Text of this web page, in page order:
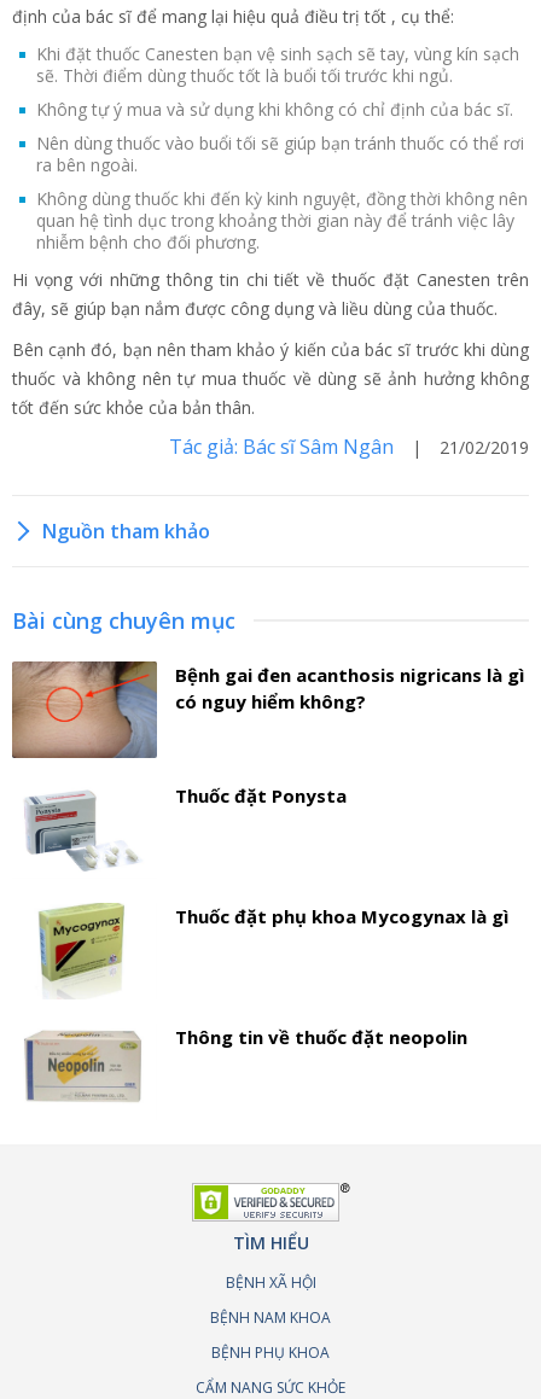
định của bác sĩ để mang lại hiệu quả điều trị tốt , cụ thể:
Khi đặt thuốc Canesten bạn vệ sinh sạch sẽ tay, vùng kín sạch
sẽ. Thời điểm dùng thuốc tốt là buổi tối trước khi ngủ.
Không tự ý mua và sử dụng khi không có chỉ định của bác sĩ.
Nên dùng thuốc vào buổi tối sẽ giúp bạn tránh thuốc có thể rơi
ra bên ngoài.
Không dùng thuốc khi đến kỳ kinh nguyệt, đồng thời không nên
quan hệ tình dục trong khoảng thời gian này để tránh việc lây
nhiễm bệnh cho đối phương.
Hi vọng với những thông tin chi tiết về thuốc đặt Canesten trên
đây, sẽ giúp bạn nắm được công dụng và liều dùng của thuốc.
Bên cạnh đó, bạn nên tham khảo ý kiến của bác sĩ trước khi dùng
thuốc và không nên tự mua thuốc về dùng sẽ ảnh hưởng không
tốt đến sức khỏe của bản thân.
Tác giả: Bác sĩ Sâm Ngân | 21/02/2019
Nguồn tham khảo
Bài cùng chuyên mục
Bệnh gai đen acanthosis nigricans là gì
có nguy hiểm không?
Thuốc đặt Ponysta
Thuốc đặt phụ khoa Mycogynax là gì
Thông tin về thuốc đặt neopolin
TÌM HIỂU
BỆNH XÃ HỘI
BỆNH NAM KHOA
BỆNH PHỤ KHOA
CẨM NANG SỨC KHỎE